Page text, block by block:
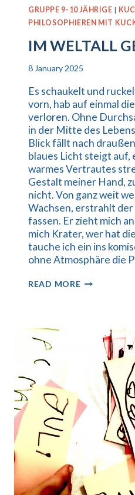
GRUPPE 9-10 JÄHRIGE |
PHILOSOPHIEREN MIT
IM WELTALL
8 January 2025
Es schaukelt und
vorn, hab auf einmal
verloren. Ohne
in der Mitte des
Blick fällt nach
blaues Licht steigt auf,
warmes Vertrautes
Gestalt meiner Hand,
nicht. Von ganz weit
Wachsen, erstrahlt
fassen. Er zieht mich
mich Krater, wer hat
tauche ich ein ins
ohne Atmosphäre die
READ MOREIM